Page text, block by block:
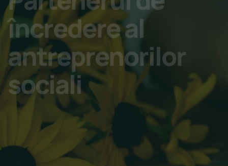
Punem bazele schimbărilor sociale
Partenerul de
încredereal
antreprenorilor
sociali